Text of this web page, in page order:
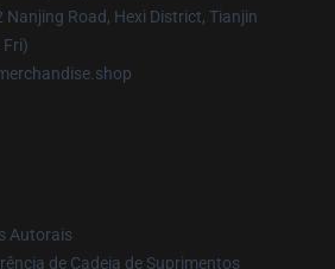
Nanjing Road, Hexi District, Tianjin
Autorais
de Cadeia de Suprimentos